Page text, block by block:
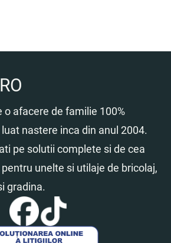
o afacere de familie 100%
nastere inca din anul 2004.
pe solutii complete si de cea
unelte si utilaje de bricolaj,
gradina.